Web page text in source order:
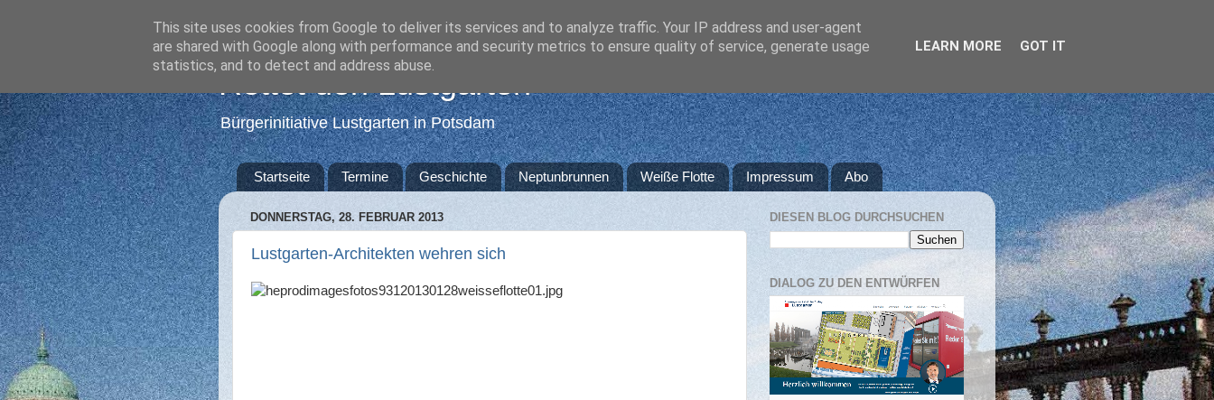
Rettet den Lustgarten
Bürgerinitiative Lustgarten in Potsdam
Startseite Termine Geschichte Neptunbrunnen Weiße Flotte Impressum Abo
DONNERSTAG, 28. FEBRUAR 2013
Lustgarten-Architekten wehren sich
DIESEN BLOG DURCHSUCHEN
DIALOG ZU DEN ENTWÜRFEN
This site uses cookies from Google to deliver its services and to analyze traffic. Your IP address and user-agent
are shared with Google along with performance and security metrics to ensure quality of service, generate usage
statistics, and to detect and address abuse.
LEARN MORE GOT IT